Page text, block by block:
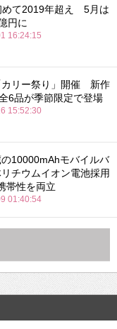
めて2019年超え 5月は
円に
16:24:15
カリー祭り」開催 新作
6品が季節限定で登場
15:52:30
10000mAhモバイルバ
チウムイオン電池採用
帯性を両立
01:40:54